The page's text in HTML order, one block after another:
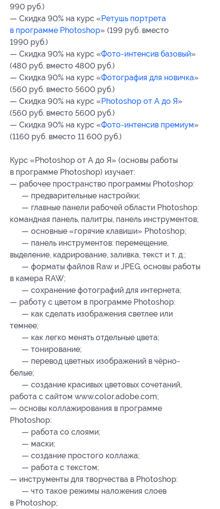
990 руб.)
— Скидка 90% на курс «Ретушь портрета
в программе Photoshop» (199 руб. вместо
1990 руб.)
— Скидка 90% на курс «Фото-интенсив базовый»
(480 руб. вместо 4800 руб.)
— Скидка 90% на курс «Фотография для новичка»
(560 руб. вместо 5600 руб.)
— Скидка 90% на курс «Photoshop от А до Я»
(560 руб. вместо 5600 руб.)
— Скидка 90% на курс «Фото-интенсив премиум»
(1160 руб. вместо 11 600 руб.)
Курс «Photoshop от А до Я» (основы работы
в программе Photoshop) изучает:
— рабочее пространство программы Photoshop:
— предварительные настройки;
— главные панели рабочей области Photoshop:
командная панель, палитры, панель инструментов;
— основные «горячие клавиши» Photoshop;
— панель инструментов: перемещение,
выделение, кадрирование, заливка, текст и т. д.;
— форматы файлов Raw и JPEG, основы работы
в камера RAW;
— сохранение фотографий для интернета;
— работу с цветом в программе Photoshop:
— как сделать изображения светлее или
темнее;
— как легко менять отдельные цвета;
— тонирование;
— перевод цветных изображений в чёрно-
белые;
— создание красивых цветовых сочетаний,
работа с сайтом www.color.adobe.com;
— основы коллажирования в программе
Photoshop:
— работа со слоями;
— маски;
— создание простого коллажа;
— работа с текстом;
— инструменты для творчества в Photoshop:
— что такое режимы наложения слоев
в Photoshop;